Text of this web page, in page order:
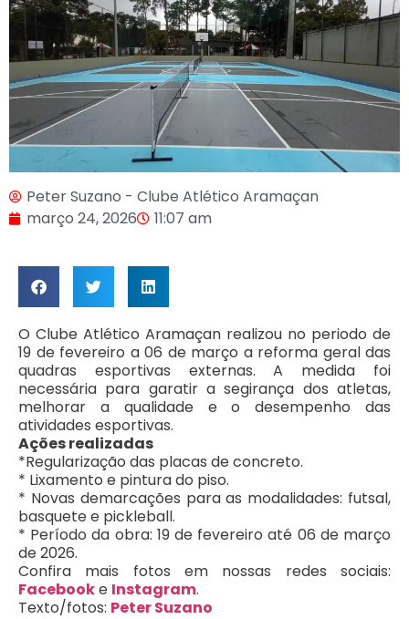
Peter Suzano - Clube Atlético Aramaçan
março 24, 2026
11:07 am
O Clube Atlético Aramaçan realizou no periodo de
19 de fevereiro a 06 de março a reforma geral das
quadras esportivas externas. A medida foi
necessária para garatir a segirança dos atletas,
melhorar a qualidade e o desempenho das
atividades esportivas.
Ações realizadas
*Regularização das placas de concreto.
* Lixamento e pintura do piso.
* Novas demarcações para as modalidades: futsal,
basquete e pickleball.
* Período da obra: 19 de fevereiro até 06 de março
de 2026.
Confira mais fotos em nossas redes sociais:
Facebooke Instagram.
Texto/fotos: Peter Suzano